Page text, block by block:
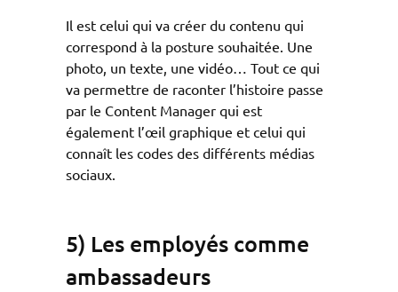
Il est celui qui va créer du contenu qui
correspond à la posture souhaitée. Une
photo, un texte, une vidéo… Tout ce qui
va permettre de raconter l’histoire passe
par le Content Manager qui est
également l’œil graphique et celui qui
connaît les codes des différents médias
sociaux.
5) Les employés comme
ambassadeurs